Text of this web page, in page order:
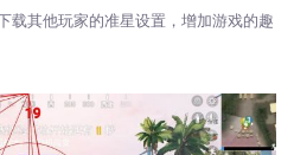
载其他玩家的准星设置，增加游戏的趣